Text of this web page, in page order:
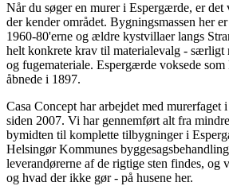
Når du søger en murer i Espergærde, er
der kender området. Bygningsmassen her
1960-80'erne og ældre kystvillaer langs
helt konkrete krav til materialevalg - særligt
og fugemateriale. Espergærde voksede
åbnede i 1897.
Casa Concept har arbejdet med murerfaget
siden 2007. Vi har gennemført alt fra
bymidten til komplette tilbygninger i
Helsingør Kommunes
leverandørerne af de rigtige sten findes, og
og hvad der ikke gør - på husene her.